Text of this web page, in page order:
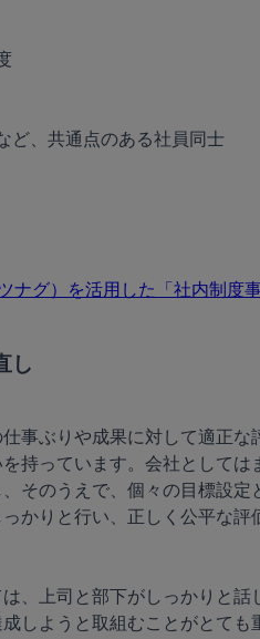
ど、共通点のある社員同士
ナグ）を活用した「社内制度
し
事ぶりや成果に対して適正な
持っています。会社としては
そのうえで、個々の目標設定
かりと行い、正しく公平な評
、上司と部下がしっかりと話
しようと取組むことがとても